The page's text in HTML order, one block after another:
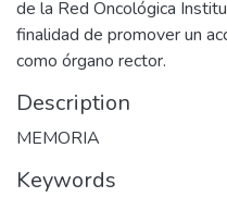
de la Red Oncológica
finalidad de promover un
como órgano rector.
Description
MEMORIA
Keywords